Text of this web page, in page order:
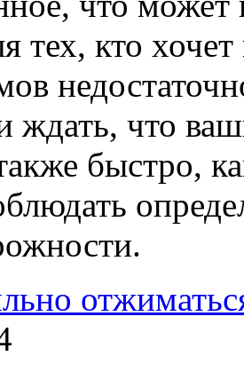
тех, кто
ждать, что
быстро,